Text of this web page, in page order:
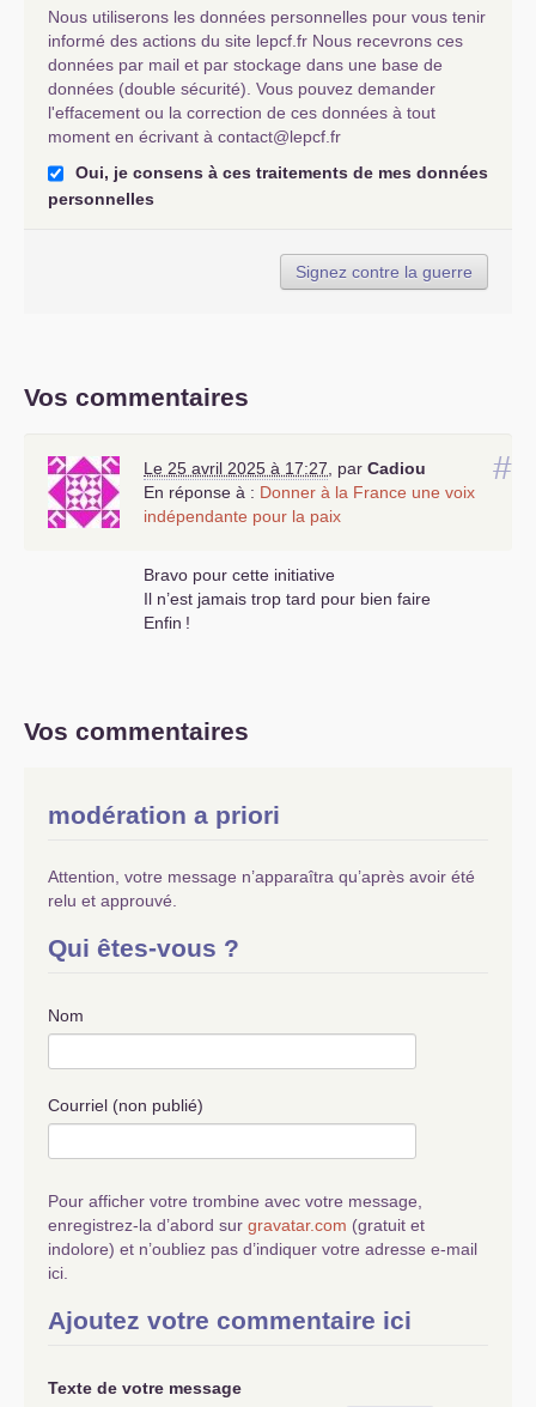
Nous utiliserons les données personnelles pour vous tenir
informé des actions du site lepcf.fr Nous recevrons ces
données par mail et par stockage dans une base de
données (double sécurité). Vous pouvez demander
l'effacement ou la correction de ces données à tout
moment en écrivant à contact@lepcf.fr
Oui, je consens à ces traitements de mes données
personnelles
Signez contre la guerre
Vos commentaires
#
Le 25 avril 2025 à 17:27, par Cadiou
En réponse à : Donner à la France une voix
indépendante pour la paix
Bravo pour cette initiative
Il n’est jamais trop tard pour bien faire
Enfin !
Vos commentaires
modération a priori
Attention, votre message n’apparaîtra qu’après avoir été
relu et approuvé.
Qui êtes-vous ?
Nom
Courriel (non publié)
Pour afficher votre trombine avec votre message,
enregistrez-la d’abord sur gravatar.com (gratuit et
indolore) et n’oubliez pas d’indiquer votre adresse e-mail
ici.
Ajoutez votre commentaire ici
Texte de votre message